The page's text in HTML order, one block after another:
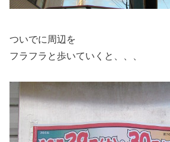
ついでに周辺を
フラフラと歩いていくと、、、